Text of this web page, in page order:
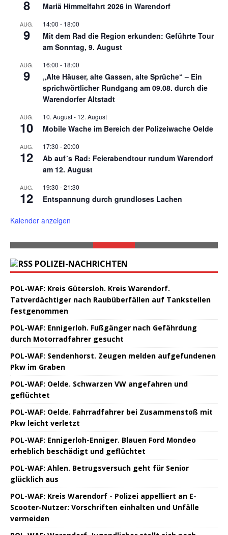
8 Mariä Himmelfahrt 2026 in Warendorf
AUG.
9
14:00 - 18:00
Mit dem Rad die Region erkunden: Geführte Tour
am Sonntag, 9. August
AUG.
9
16:00 - 18:00
„Alte Häuser, alte Gassen, alte Sprüche“ – Ein
sprichwörtlicher Rundgang am 09.08. durch die
Warendorfer Altstadt
AUG.
10
10. August- 12. August
Mobile Wache im Bereich der Polizeiwache Oelde
AUG.
12
17:30 -20:00
Ab auf´s Rad: Feierabendtour rundum Warendorf
am 12. August
AUG.
12
19:30 -21:30
Entspannung durch grundloses Lachen
Kalender anzeigen
POLIZEI-NACHRICHTEN
POL-WAF: Kreis Gütersloh. Kreis Warendorf.
Tatverdächtiger nach Raubüberfällen auf Tankstellen
festgenommen
POL-WAF: Ennigerloh. Fußgänger nach Gefährdung
durch Motorradfahrer gesucht
POL-WAF: Sendenhorst. Zeugen melden aufgefundenen
Pkw im Graben
POL-WAF: Oelde. Schwarzen VW angefahren und
geflüchtet
POL-WAF: Oelde. Fahrradfahrer bei Zusammenstoß mit
Pkw leicht verletzt
POL-WAF: Ennigerloh-Enniger. Blauen Ford Mondeo
erheblich beschädigt und geflüchtet
POL-WAF: Ahlen. Betrugsversuch geht für Senior
glücklich aus
POL-WAF: Kreis Warendorf - Polizei appelliert an E-
Scooter-Nutzer: Vorschriften einhalten und Unfälle
vermeiden